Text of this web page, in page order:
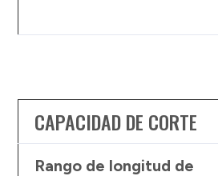
CAPACIDAD DE CORTE
Rango de longitud de